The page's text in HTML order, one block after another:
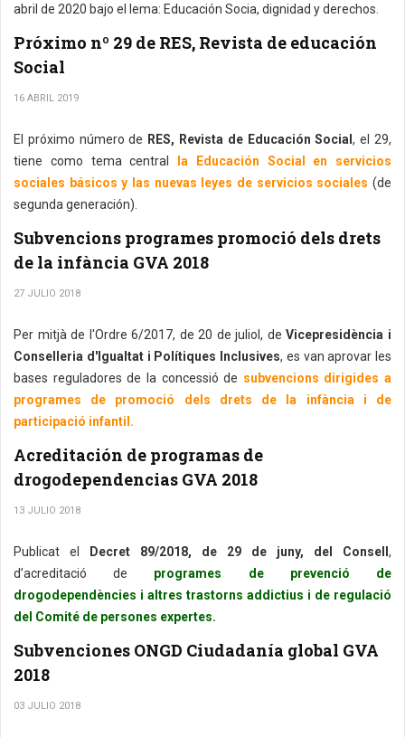
abril de 2020 bajo el lema: Educación Socia, dignidad y derechos.
Próximo nº 29 de RES, Revista de educación
Social
16 ABRIL 2019
El próximo número de RES, Revista de Educación Social, el 29,
tiene como tema central
la Educación Social en servicios
sociales básicos y las nuevas leyes de servicios sociales (de
segunda generación).
Subvencions programes promoció dels drets
de la infància GVA 2018
27 JULIO 2018
Per mitjà de l'Ordre 6/2017, de 20 de juliol, deVicepresidència i
Conselleria d'Igualtat i Polítiques Inclusives, es van aprovar les
bases reguladores de la concessió de subvencions dirigides a
programes de promoció dels drets de la infància i de
participació infantil.
Acreditación de programas de
drogodependencias GVA 2018
13 JULIO 2018
Publicat el Decret 89/2018, de 29 de juny, del Consell ,
d’acreditació de programes de prevenció de
drogodependències i altres trastorns addictius i de regulació
del Comité de persones expertes.
Subvenciones ONGD Ciudadanía global GVA
2018
03 JULIO 2018